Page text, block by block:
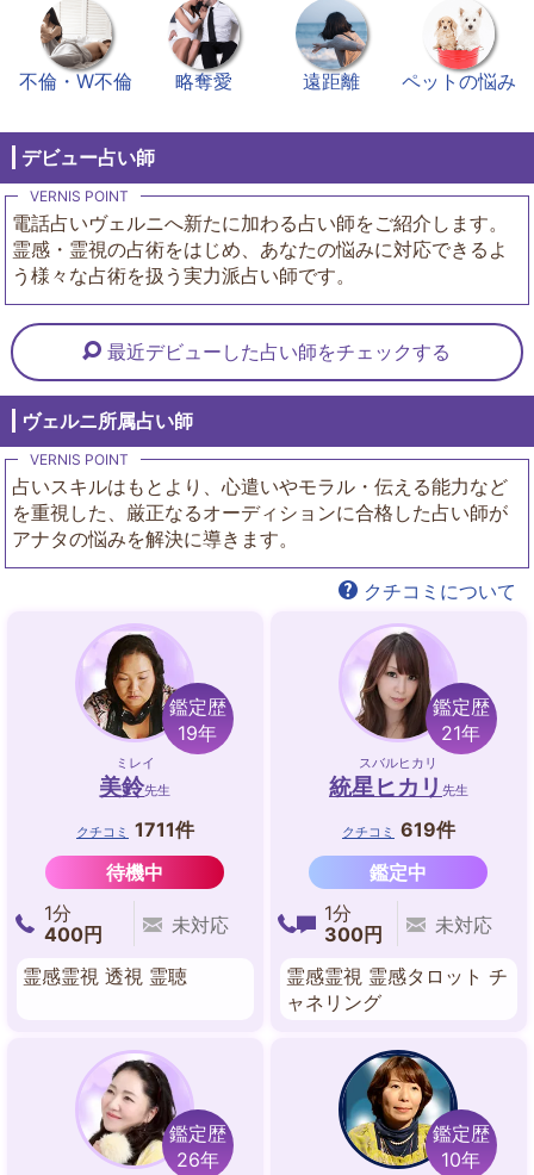
不倫・W不倫 略奪愛 遠距離 ペットの悩み
デビュー占い師
電話占いヴェルニへ新たに加わる占い師をご紹介します。
霊感・霊視の占術をはじめ、あなたの悩みに対応できるよ
う様々な占術を扱う実力派占い師です。
最近デビューした占い師をチェックする
ヴェルニ所属占い師
占いスキルはもとより、心遣いやモラル・伝える能力など
を重視した、厳正なるオーディションに合格した占い師が
アナタの悩みを解決に導きます。
クチコミについて
鑑定歴
19年
ミレイ
美鈴先生
クチコミ 1711件
待機中
1分
400円
未対応
霊感霊視 透視 霊聴
鑑定歴
21年
スバルヒカリ
統星ヒカリ 先生
クチコミ 619件
鑑定中
1分
300円
未対応
霊感霊視 霊感タロット チ
ャネリング
鑑定歴
26年
鑑定歴
10年